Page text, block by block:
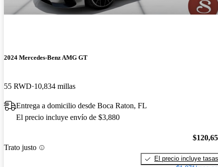
2024 Mercedes-Benz AMG GT
55 RWD 10,834 millas
Entrega a domicilio desde Boca Raton, FL
El precio incluye envío de $3,880
Trato justo
El precio incluye tasas